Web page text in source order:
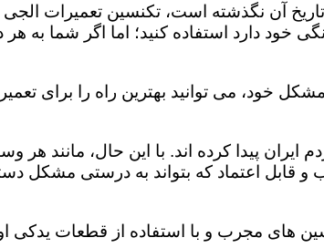
آن نگذشته است، تکنسین تعمیرات
دارد استفاده کنید؛ اما اگر شما به هر
خود، می توانید بهترین راه را برای
پیدا کرده اند. با این حال، مانند هر
اعتماد که بتواند به درستی مشکل
های مجرب و با استفاده از قطعات یدکی